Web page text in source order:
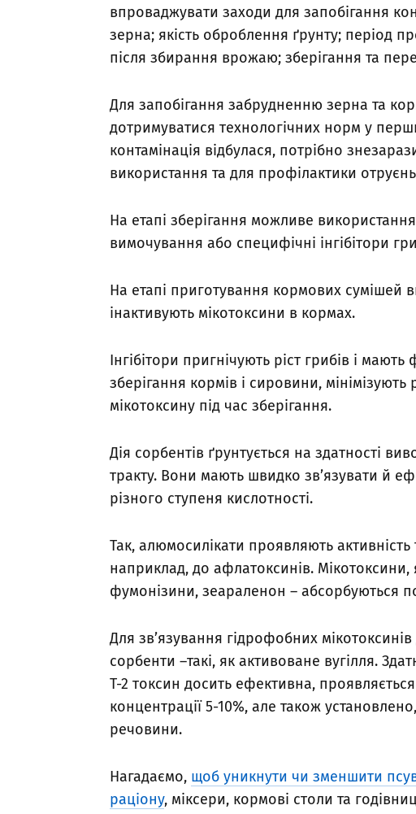
впроваджувати заходи для запобігання
зерна; якість оброблення ґрунту; період
після збирання врожаю; зберігання та
Для запобігання забрудненню зерна та
дотримуватися технологічних норм у
контамінація відбулася, потрібно
використання та для профілактики
На етапі зберігання можливе використання
вимочування або специфічні інгібітори
На етапі приготування кормових сумішей
інактивують мікотоксини в кормах.
Інгібітори пригнічують ріст грибів і
зберігання кормів і сировини,
мікотоксину під час зберігання.
Дія сорбентів ґрунтується на здатності
тракту. Вони мають швидко зв’язувати й
різного ступеня кислотності.
Так, алюмосилікати проявляють
наприклад, до афлатоксинів. Мікотоксини,
фумонізини, зеараленон – абсорбуються
Для зв’язування гідрофобних
сорбенти –такі, як активоване вугілля.
Т-2 токсин досить ефективна,
концентрації 5-10%, але також
речовини.
Нагадаємо, щоб уникнути чи зменшити
раціону, міксери, кормові столи та